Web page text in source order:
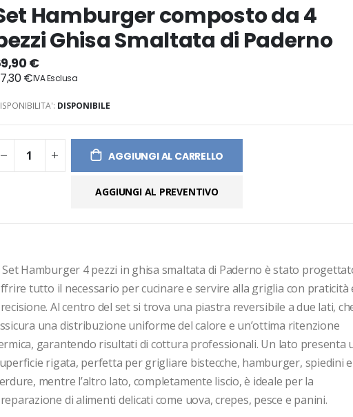
Hamburger composto da 4
Ghisa Smaltata di Paderno
€
€
DISPONIBILE
AGGIUNGI AL CARRELLO
AGGIUNGI AL PREVENTIVO
Set Hamburger 4 pezzi in ghisa smaltata di Paderno è stato
tutto il necessario per cucinare e servire alla griglia con praticità
Al centro del set si trova una piastra reversibile a due lati,
una distribuzione uniforme del calore e un’ottima ritenzione
garantendo risultati di cottura professionali. Un lato presenta
rigata, perfetta per grigliare bistecche, hamburger, spiedini e
mentre l’altro lato, completamente liscio, è ideale per la
di alimenti delicati come uova, crepes, pesce e panini.